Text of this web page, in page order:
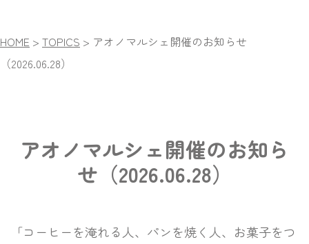
HOME > TOPICS > アオノマルシェ開催のお知らせ
（2026.06.28）
アオノマルシェ開催のお知ら
せ（2026.06.28）
「コーヒーを淹れる人、パンを焼く人、お菓子をつ